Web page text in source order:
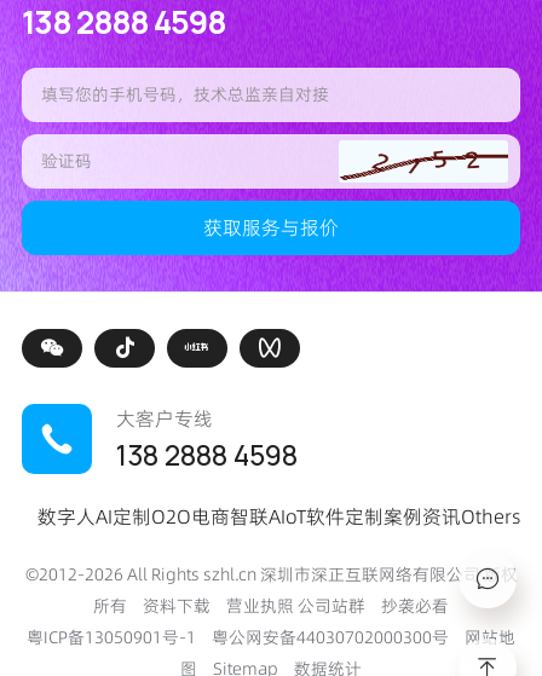
138 2888 4598
大客户专线
138 2888 4598
数字人AI定制O2O电商智联AIoT软件定制案例资讯Others
©2012-2026 All Rights szhl.cn 深圳市深正互联网络有限公司 版权
所有
资料下载 营业执照 公司站群
抄袭必看
粤ICP备13050901号-1
粤公网安备44030702000300号
网站地
图
Sitemap 数据统计